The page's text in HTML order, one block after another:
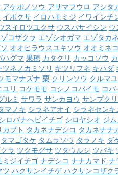
アケボノソウ アサマフウロ アシタ
イボクサ イロハモミジ イワインチ
スイロツユクサ ウスバサイシン ウ
コザクラ エゾシオガマ エゾタカ
オオヒラウスユキソウ オオミネ
ハグマ 果穂 カタクリ カッコソウ
ツネノカミソリ キツリフネ キハダ
モマナズナ 栗 クリンソウ クルマ
ユリ コケモモ コシノコバイモ コ
ルミ サワラ サンカヨウ サンプク
マノキ シラネアオイ シラネセンキ
ロバナヘビイチゴ シロヤシオ ジ
ブト タカネナデシコ タカネナナ
タマゴタケ タムラソウ タラノキ ダ
ラ ツクモグサ ツタウルシ ツバキ
ミジイチゴ ナデシコ ナナカマド ナ
ツ ハクサンイチゲ ハクサンコザク